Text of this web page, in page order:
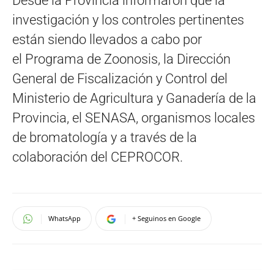
investigación y los controles pertinentes
están siendo llevados a cabo por
el Programa de Zoonosis, la Dirección
General de Fiscalización y Control del
Ministerio de Agricultura y Ganadería de la
Provincia, el SENASA, organismos locales
de bromatología y a través de la
colaboración del CEPROCOR.
WhatsApp + Seguinos en Google